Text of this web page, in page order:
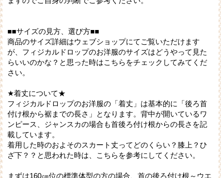
■■サイズの見方、選び方■■
商品のサイズ詳細はウェブショップにてご覧いただけます
が、フィジカルドロップのお洋服のサイズはどうやって見た
らいいのかな？と思った時はこちらをチェックしてみてくだ
さい。
★着丈について★
フィジカルドロップのお洋服の「着丈」は基本的に「後ろ首
付け根から裾までの長さ」となります。背中が開いているワ
ンピース、ジャンスカの場合も首後ろ付け根からの長さを記
載しています。
着用した時のおよそのスカート丈ってどのくらい？膝上？ひ
ざ下？？と思われた時は、こちらを参考にしてください。
まずは160㎝位の標準体型の方の場合、首の後ろ付け根～ウエ